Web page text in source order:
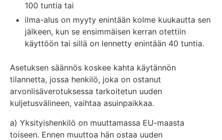
100 tuntia tai
ilma-alus on myyty enintään kolme kuukautta sen
jälkeen, kun se ensimmäisen kerran otettiin
käyttöön tai sillä on lennetty enintään 40 tuntia.
Asetuksen säännös koskee kahta käytännön
tilannetta, jossa henkilö, joka on ostanut
arvonlisäverotuksessa tarkoitetun uuden
kuljetusvälineen, vaihtaa asuinpaikkaa.
a) Yksityishenkilö on muuttamassa EU-maasta
toiseen. Ennen muuttoa hän ostaa uuden